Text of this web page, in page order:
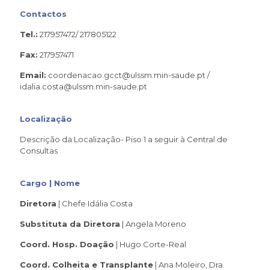
Contactos
Tel.: 217957472/ 217805122
Fax: 217957471
Email: coordenacao.gcct@ulssm.min-saude.pt /
idalia.costa@ulssm.min-saude.pt
Localização
Descrição da Localização- Piso 1 a seguir à Central de
Consultas
Cargo | Nome
Diretora | Chefe Idália Costa
Substituta da Diretora | Angela Moreno
Coord. Hosp. Doação | Hugo Corte-Real
Coord. Colheita e Transplante | Ana Moleiro, Dra.